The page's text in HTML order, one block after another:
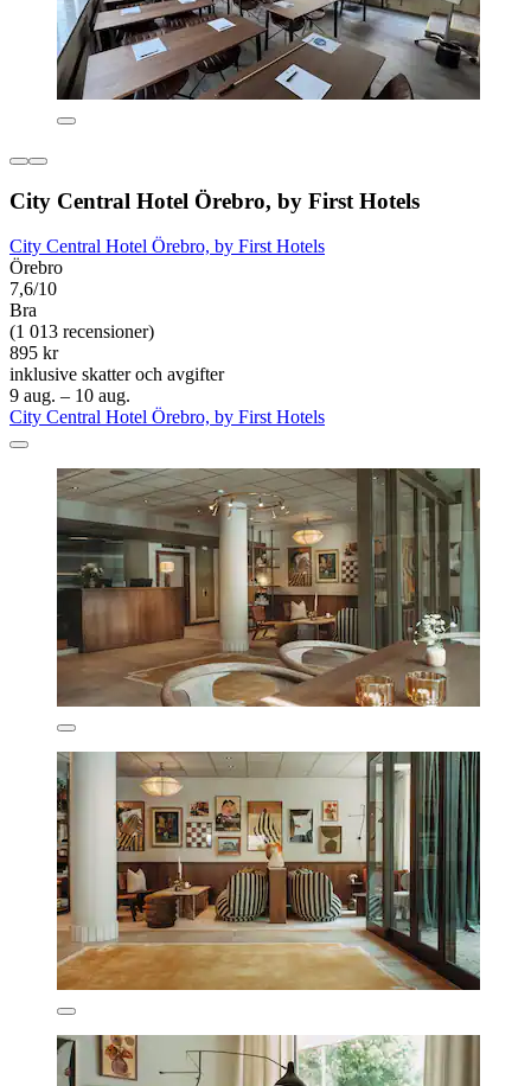
City Central Hotel Örebro, by First Hotels
City Central Hotel Örebro, by First Hotels
Örebro
7,6/10
Bra
(1 013 recensioner)
895 kr
inklusive skatter och avgifter
9 aug. – 10 aug.
City Central Hotel Örebro, by First Hotels